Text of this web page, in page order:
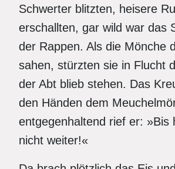
Schwerter blitzten, heisere
erschallten, gar wild war das
der Rappen. Als die Mönche
sahen, stürzten sie in Flucht
der Abt blieb stehen. Das
den Händen dem
entgegenhaltend rief er: »Bis
nicht weiter!«